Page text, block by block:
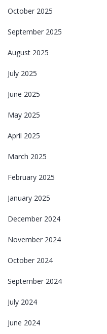
October 2025
September 2025
August 2025
July 2025
June 2025
May 2025
April 2025
March 2025
February 2025
January 2025
December 2024
November 2024
October 2024
September 2024
July 2024
June 2024